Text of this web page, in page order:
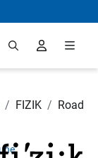
/ FIZIK / Road